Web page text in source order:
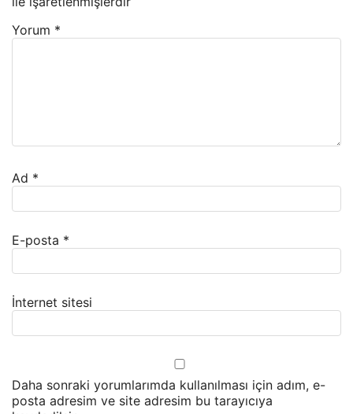
Yorum *
Ad *
E-posta *
İnternet sitesi
Daha sonraki yorumlarımda kullanılması için adım, e-
posta adresim ve site adresim bu tarayıcıya